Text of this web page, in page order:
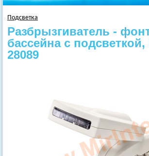
Подсветка
Разбрызгиватель -
бассейна с подсветкой,
28089